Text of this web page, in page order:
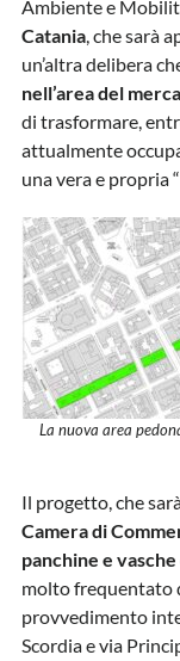
Ambiente e
Catania, che sarà
un’altra delibera
nell’area del
di trasformare,
attualmente
una vera e propria
La nuova area
Il progetto, che
Camera di
panchine e
molto frequentato
provvedimento
Scordia e via